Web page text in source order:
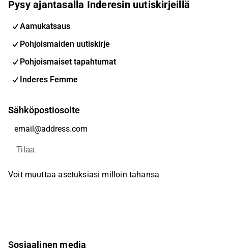
Pysy ajantasalla Inderesin uutiskirjeillä
Aamukatsaus
Pohjoismaiden uutiskirje
Pohjoismaiset tapahtumat
Inderes Femme
Sähköpostiosoite
Tilaa
Voit muuttaa asetuksiasi milloin tahansa
Sosiaalinen media